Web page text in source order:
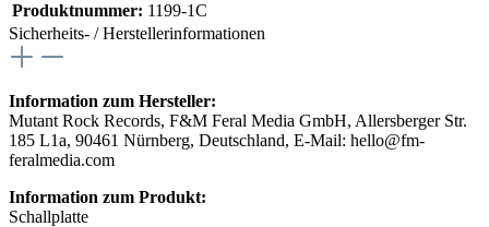
Produktnummer: 1199-1C
Sicherheits- / Herstellerinformationen
Information zum Hersteller:
Mutant Rock Records, F&M Feral Media GmbH, Allersberger Str.
185 L1a, 90461 Nürnberg, Deutschland, E-Mail: hello@fm-
feralmedia.com
Information zum Produkt:
Schallplatte